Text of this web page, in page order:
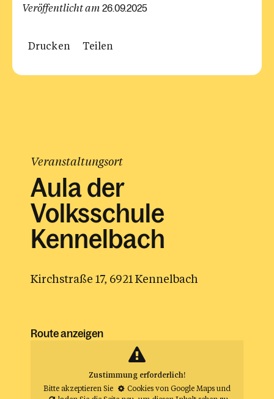
Veröffentlicht am 26.09.2025
Drucken Teilen
Veranstaltungsort
Aula der
Volksschule
Kennelbach
Kirchstraße 17, 6921 Kennelbach
Route anzeigen
Zustimmung erforderlich!
Bitte akzeptieren Sie
Cookies von Google Mapsund